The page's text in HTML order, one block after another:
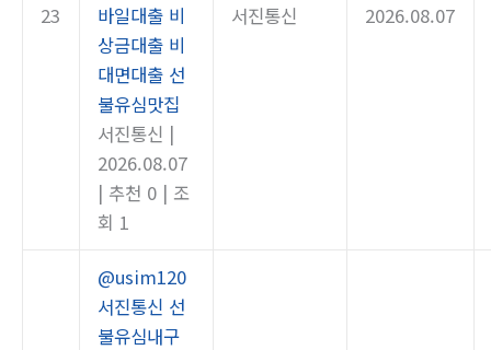
23
바일대출 비
상금대출 비
대면대출 선
불유심맛집
서진통신 |
2026.08.07
| 추천 0 | 조
회 1
서진통신 2026.08.07
@usim120
서진통신 선
불유심내구